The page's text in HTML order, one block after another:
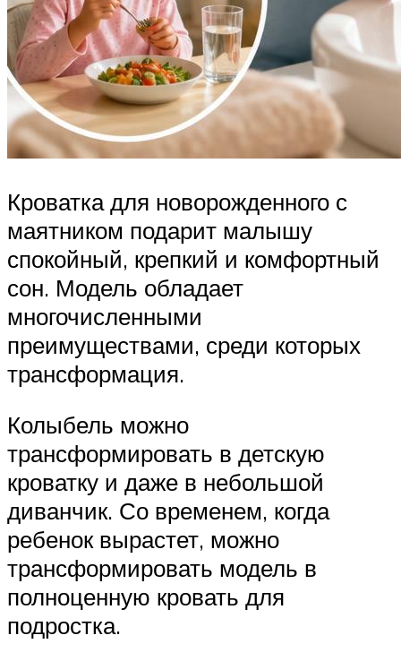
Кроватка для новорожденного с
маятником подарит малышу
спокойный, крепкий и комфортный
сон. Модель обладает
многочисленными
преимуществами, среди которых
трансформация.
Колыбель можно
трансформировать в детскую
кроватку и даже в небольшой
диванчик. Со временем, когда
ребенок вырастет, можно
трансформировать модель в
полноценную кровать для
подростка.